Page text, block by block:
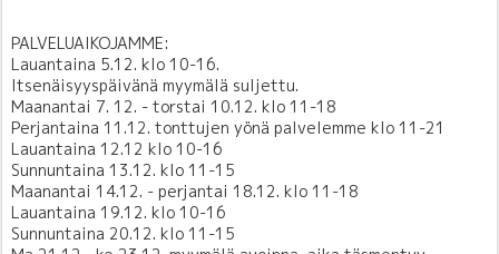
PALVELUAIKOJAMME:
Lauantaina 5.12. klo 10-16.
Itsenäisyyspäivänä myymälä suljettu.
Maanantai 7. 12. - torstai 10.12. klo 11-18
Perjantaina 11.12. tonttujen yönä palvelemme klo 11-21
Lauantaina 12.12 klo 10-16
Sunnuntaina 13.12. klo 11-15
Maanantai 14.12. - perjantai 18.12. klo 11-18
Lauantaina 19.12. klo 10-16
Sunnuntaina 20.12. klo 11-15